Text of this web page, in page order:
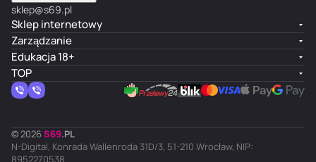
sklep@s69.pl
Sklep internetowy
Zarządzanie
Edukacja 18+
TOP
© 2026 S69.PL
N-Digital, Konrada Wallenroda 31D/3, 51-210 Wrocław, NIP:
8952270538